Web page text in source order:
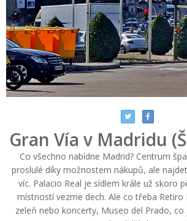
Gran Vía v Madridu
Co všechno nabídne Madrid? Centrum
proslulé díky možnostem nákupů, ale
víc. Palacio Real je sídlem krále už skoro
místností vezme dech. Ale co třeba Retiro
zeleň nebo koncerty, Museo del Prado,